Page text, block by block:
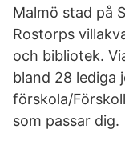
Malmö stad på
Rostorps
och bibliotek.
bland 28 lediga
förskola/
som passar dig.